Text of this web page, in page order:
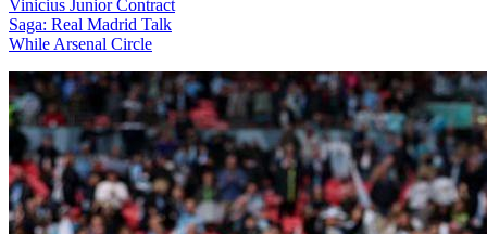
Vinicius Junior Contract
Saga: Real Madrid Talk
While Arsenal Circle